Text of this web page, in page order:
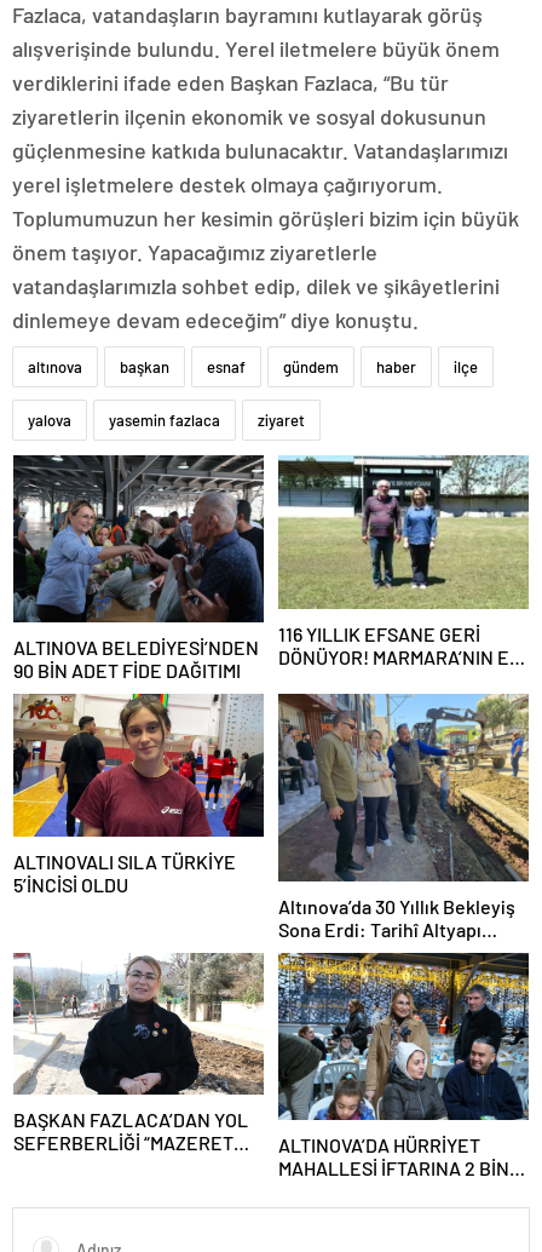
Fazlaca, vatandaşların bayramını kutlayarak görüş
alışverişinde bulundu. Yerel iletmelere büyük önem
verdiklerini ifade eden Başkan Fazlaca, “Bu tür
ziyaretlerin ilçenin ekonomik ve sosyal dokusunun
güçlenmesine katkıda bulunacaktır. Vatandaşlarımızı
yerel işletmelere destek olmaya çağırıyorum.
Toplumumuzun her kesimin görüşleri bizim için büyük
önem taşıyor. Yapacağımız ziyaretlerle
vatandaşlarımızla sohbet edip, dilek ve şikâyetlerini
dinlemeye devam edeceğim” diye konuştu.
altınova başkan esnaf gündem haber ilçe
yalova yasemin fazlaca ziyaret
ALTINOVA BELEDİYESİ’NDEN
90 BİN ADET FİDE DAĞITIMI
116 YILLIK EFSANE GERİ
DÖNÜYOR! MARMARA’NIN ER
KURULUYOR
ALTINOVALI SILA TÜRKİYE
5’İNCİSİ OLDU
Altınova’da 30 Yıllık Bekleyiş
Sona Erdi: Tarihî Altyapı
Dönüşümü Başladı
BAŞKAN FAZLACA’DAN YOL
SEFERBERLİĞİ “MAZERET
ALTINOVA’DA HÜRRİYET
MAHALLESİ İFTARINA 2 BİNİN